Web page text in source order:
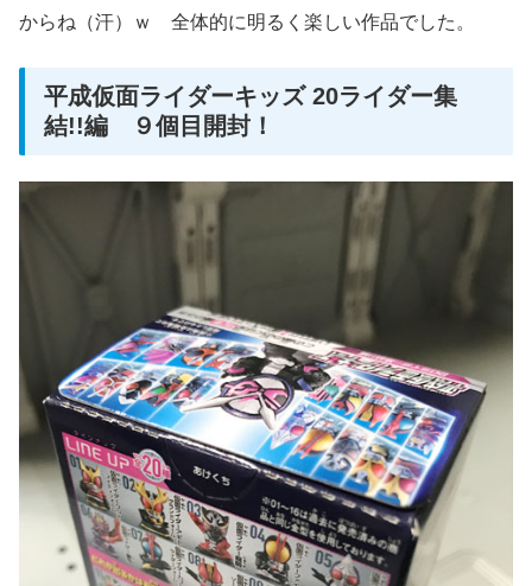
からね（汗）ｗ 全体的に明るく楽しい作品でした。
平成仮面ライダーキッズ 20ライダー集
結!!編 ９個目開封！